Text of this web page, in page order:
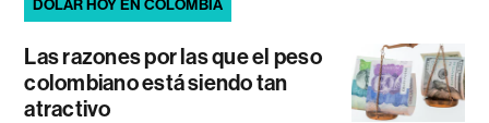
DÓLAR HOY EN COLOMBIA
Las razones por las que el peso
colombiano está siendo tan
atractivo